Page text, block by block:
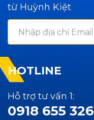
từ Huỳnh Kiệt
HOTLINE
Hỗ trợ tư vấn 1:
0918 655 326